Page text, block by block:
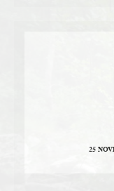
25